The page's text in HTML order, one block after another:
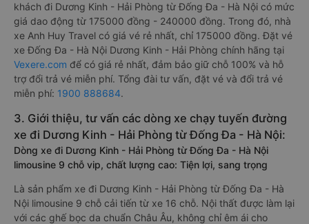
khách đi Dương Kinh - Hải Phòng từ Đống Đa - Hà Nội có mức
giá dao động từ 175000 đồng - 240000 đồng. Trong đó, nhà
xe Anh Huy Travel có giá vé rẻ nhất, chỉ 175000 đồng. Đặt vé
xe Đống Đa - Hà Nội Dương Kinh - Hải Phòng chính hãng tại
Vexere.com để có giá rẻ nhất, đảm bảo giữ chỗ 100% và hỗ
trợ đổi trả vé miễn phí. Tổng đài tư vấn, đặt vé và đổi trả vé
miễn phí: 1900 888684.
3. Giới thiệu, tư vấn các dòng xe chạy tuyến đường
xe đi Dương Kinh - Hải Phòng từ Đống Đa - Hà Nội:
Dòng xe đi Dương Kinh - Hải Phòng từ Đống Đa - Hà Nội
limousine 9 chỗ vip, chất lượng cao: Tiện lợi, sang trọng
Là sản phẩm xe đi Dương Kinh - Hải Phòng từ Đống Đa - Hà
Nội limousine 9 chỗ cải tiến từ xe 16 chỗ. Nội thất được làm lại
với các ghế bọc da chuẩn Châu Âu, không chỉ êm ái cho